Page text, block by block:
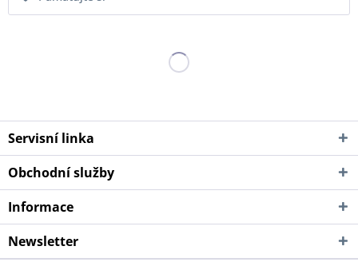
Servisní linka
Obchodní služby
Informace
Newsletter